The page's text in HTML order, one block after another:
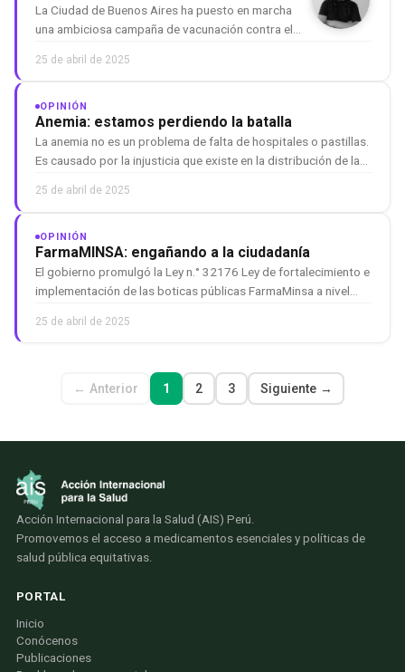
La Ciudad de Buenos Aires ha puesto en marcha
una ambiciosa campaña de vacunación contra el
argentinos en las últimas temporadas. Con
556.820 contagios y 404 muertes reportadas en el
país durante la última temporada,…
25 de abril de 2025
OPINIÓN
Anemia: estamos perdiendo la batalla
La anemia no es un problema de falta de hospitales o pastillas.
Es causado por la injusticia que existe en la distribución de la
remuneraciones.
25 de abril de 2025
OPINIÓN
FarmaMINSA: engañando a la ciudadanía
El gobierno promulgó la Ley n.° 32176 Ley de fortalecimiento e
implementación de las boticas públicas FarmaMinsa a nivel
población que el gobierno estaría preocupado por resolver los
25 de abril de 2025
← Anterior 1 2 3 Siguiente →
Acción Internacional para la Salud (AIS) Perú.
Promovemos el acceso a medicamentos esenciales y políticas de
salud pública equitativas.
PORTAL
Inicio
Conócenos
Publicaciones